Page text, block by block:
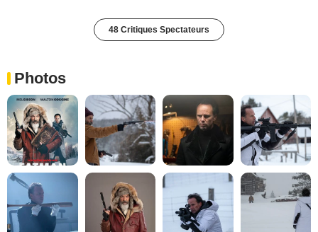
48 Critiques Spectateurs
Photos